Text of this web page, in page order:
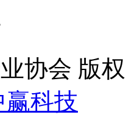
协会 版
赢科技